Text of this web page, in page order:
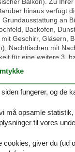
hinaus verfügt
an
Backofen,
Geschirr,
Nachttischen mit
für eine weitere 3.
wie auch das
Unterschrank,
Ihre Jacken
in der Wohnung ein
Waschmaschinen
können Sie
im
in unmittelbarer
gelangen
werden.
fungerer, og de
må opsamle
til vores
cookies, giver du